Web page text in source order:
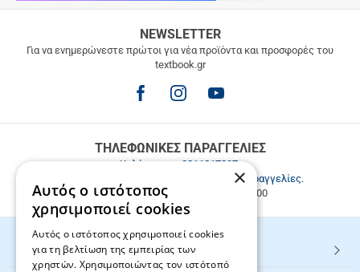
ΜΕΤΑΦΟΡΙΚΑ
άνω
NEWSLETTER
Για να ενημερώνεστε πρώτοι για νέα προϊόντα και προσφορές του
textbook.gr
ΤΗΛΕΦΩΝΙΚΕΣ ΠΑΡΑΓΓΕΛΙΕΣ
Καλέστε μας2811217297.
Εξυπηρέτηση πελατών & τηλεφωνικές παραγγελίες.
Δευ. - Παρ. 9:00-17:00, Σάβ. 9:00-15:00
HOT ΚΑΤΗΓΟΡΙΕΣ
×
Αυτός ο ιστότοπος
χρησιμοποιεί cookies
Αυτός ο ιστότοπος χρησιμοποιεί cookies
για τη βελτίωση της εμπειρίας των
χρηστών. Χρησιμοποιώντας τον ιστότοπό